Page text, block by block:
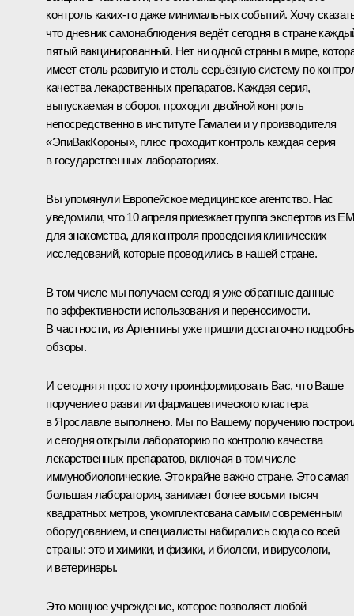
контроль каких-то даже минимальных событий. Хочу
что дневник самонаблюдения ведёт сегодня в стране
пятый вакцинированный. Нет ни одной страны в мире,
имеет столь развитую и столь серьёзную систему по
качества лекарственных препаратов. Каждая серия,
выпускаемая в оборот, проходит двойной контроль
непосредственно в институте Гамалеи и у производителя
«ЭпиВакКороны», плюс проходит контроль каждая серия
в государственных лабораториях.
Вы упомянули Европейское медицинское агентство. Нас
уведомили, что 10 апреля приезжает группа экспертов из
для знакомства, для контроля проведения клинических
исследований, которые проводились в нашей стране.
В том числе мы получаем сегодня уже обратные данные
по эффективности использования и переносимости.
В частности, из Аргентины уже пришли достаточно
обзоры.
И сегодня я просто хочу проинформировать Вас, что Ваше
поручение о развитии фармацевтического кластера
в Ярославле выполнено. Мы по Вашему поручению
и сегодня открыли лабораторию по контролю качества
лекарственных препаратов, включая в том числе
иммунобиологические. Это крайне важно стране. Это самая
большая лаборатория, занимает более восьми тысяч
квадратных метров, укомплектована самым современным
оборудованием, и специалисты набирались сюда со всей
страны: это и химики, и физики, и биологи, и вирусологи,
и ветеринары.
Это мощное учреждение, которое позволяет любой